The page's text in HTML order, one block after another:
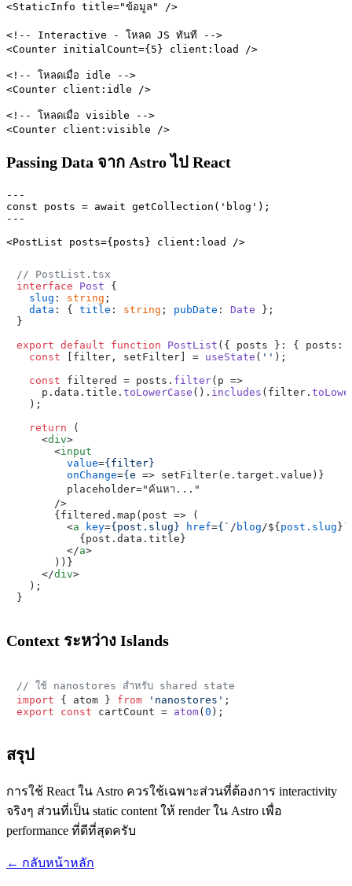
<StaticInfo title="ข้อมูล" />
<!-- Interactive - โหลด JS ทันที -->
<Counter initialCount={5} client:load />
<!-- โหลดเมื่อ idle -->
<Counter client:idle />
<!-- โหลดเมื่อ visible -->
Passing Data จาก Astro ไป React
---
const posts = await getCollection('blog');
---
// PostList.tsx
interface
Post {
slug : string ;
data : { title : string ; pubDate : Date };
}
export default function PostList ( { posts }: { posts:
const [filter, setFilter] = useState ( '' );
const filtered = posts. filter( p =>
    p.
data . title . toLowerCase (). includes (filter.
  );
return (
<div>
<input
value={filter}
onChange={e => setFilter(e.target.value)}
        placeholder="ค้นหา..."
      />
      {filtered.map(post => (
<a key={post.slug} href={ `/ blog/${ post.slug
          {post.data.title}
</a>
      ))}
</div>
);
Context ระหว่าง Islands
// ใช้ nanostores สำหรับ shared state
import { atom } from 'nanostores'
export
const cartCount = atom( 0
สรุป
การใช้ React ใน Astro ควรใช้เฉพาะส่วนที่ต้องการ interactivity
จริงๆ ส่วนที่เป็น static content ให้ render ใน Astro เพื่อ
performance ที่ดีที่สุดครับ
← กลับหน้าหลัก